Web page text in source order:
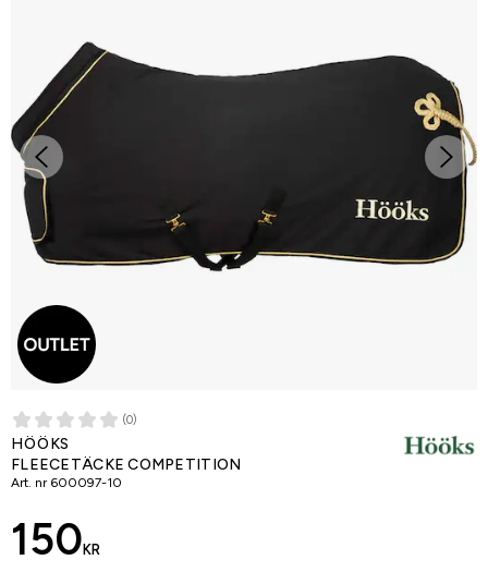
(0)
HÖÖKS
FLEECETÄCKE COMPETITION
Art. nr 600097-10
150 KR